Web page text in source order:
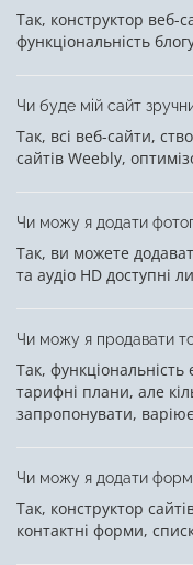
Так, конструктор веб-
функціональність
Чи буде мій сайт
Так, всі веб-сайти,
сайтів Weebly,
Чи можу я додати
Так, ви можете
та аудіо HD доступні
Чи можу я продавати
Так, функціональність
тарифні плани, але
запропонувати,
Чи можу я додати
Так, конструктор
контактні форми,